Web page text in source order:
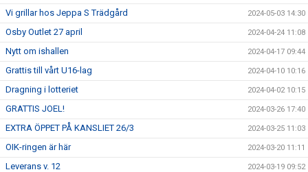
Vi grillar hos Jeppa S Trädgård 2024-05-03 14:30
Osby Outlet 27 april 2024-04-24 11:08
Nytt om ishallen 2024-04-17 09:44
Grattis till vårt U16-lag 2024-04-10 10:16
Dragning i lotteriet 2024-04-02 10:15
GRATTIS JOEL! 2024-03-26 17:40
EXTRA ÖPPET PÅ KANSLIET 26/3 2024-03-25 11:03
OIK-ringen är här 2024-03-20 11:11
Leverans v. 12 2024-03-19 09:52